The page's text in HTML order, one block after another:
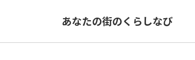
あなたの街のくらしなび